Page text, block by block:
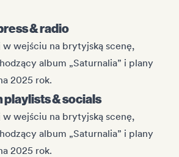
& radio
w wejściu na brytyjską scenę,
album „Saturnalia” i plany
2025 rok.
& socials
w wejściu na brytyjską scenę,
album „Saturnalia” i plany
2025 rok.